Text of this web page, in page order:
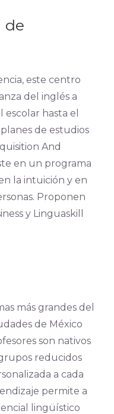
de
este centro
del inglés a
escolar hasta el
de estudios
And
en un programa
la intuición y en
Proponen
y Linguaskill
más grandes del
de México
son nativos
reducidos
a cada
permite a
lingüístico